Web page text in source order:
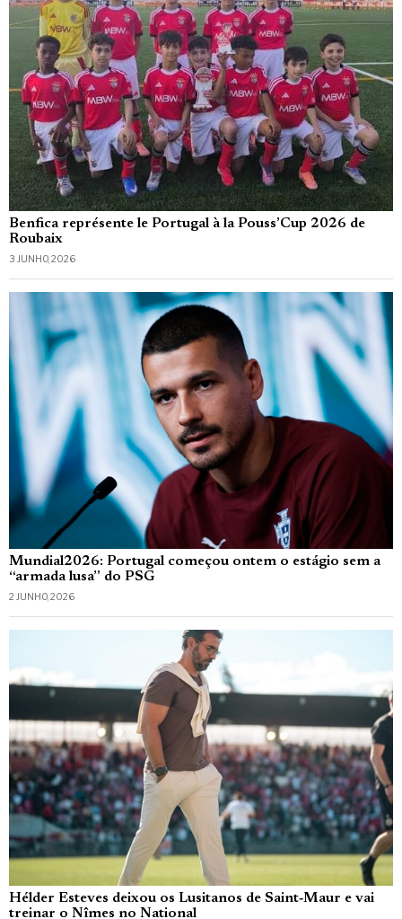
Benfica représente le Portugal à la Pouss’Cup 2026 de
Roubaix
3 JUNHO, 2026
Mundial2026: Portugal começou ontem o estágio sem a
“armada lusa” do PSG
2 JUNHO, 2026
Hélder Esteves deixou os Lusitanos de Saint‑Maur e vai
treinar o Nîmes no National